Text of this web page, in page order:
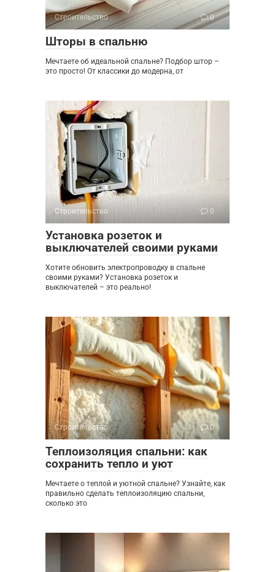
Строительство 0
Шторы в спальню
Мечтаете об идеальной спальне? Подбор штор –
это просто! От классики до модерна, от
Строительство 0
Установка розеток и
выключателей своими руками
Хотите обновить электропроводку в спальне
своими руками? Установка розеток и
выключателей – это реально!
Строительство 0
Теплоизоляция спальни: как
сохранить тепло и уют
Мечтаете о теплой и уютной спальне? Узнайте, как
правильно сделать теплоизоляцию спальни,
сколько это